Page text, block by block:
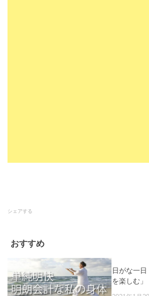
シェアする
おすすめ
日がな一
を楽しむ」